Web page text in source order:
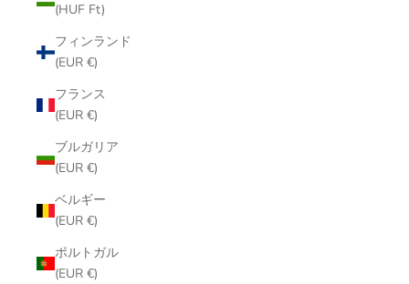
(HUF Ft)
フィンランド
(EUR €)
フランス
(EUR €)
ブルガリア
(EUR €)
ベルギー
(EUR €)
ポルトガル
(EUR €)